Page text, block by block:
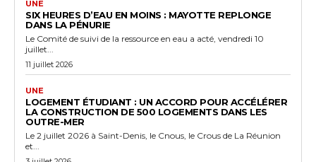
UNE
SIX HEURES D’EAU EN MOINS : MAYOTTE REPLONGE
DANS LA PÉNURIE
Le Comité de suivi de la ressource en eau a acté, vendredi 10
juillet...
11 juillet 2026
UNE
LOGEMENT ÉTUDIANT : UN ACCORD POUR ACCÉLÉRER
LA CONSTRUCTION DE 500 LOGEMENTS DANS LES
OUTRE-MER
Le 2 juillet 2026 à Saint-Denis, le Cnous, le Crous de La Réunion
et...